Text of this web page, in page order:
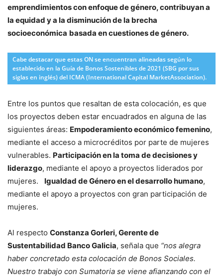
emprendimientos con enfoque de género, contribuyan a
la equidad y a la disminución de la brecha
socioeconómica basada en cuestiones de género.
Cabe destacar que estas ON se encuentran alineadas según lo
establecido en la Guía de Bonos Sostenibles de 2021 (SBG por sus
siglas en inglés) del ICMA (International Capital MarketAssociation).
Entre los puntos que resaltan de esta colocación, es que
los proyectos deben estar encuadrados en alguna de las
siguientes áreas: Empoderamiento económico femenino,
mediante el acceso a microcréditos por parte de mujeres
vulnerables. Participación en la toma de decisiones y
liderazgo, mediante el apoyo a proyectos liderados por
mujeres. Igualdad de Género en el desarrollo humano,
mediante el apoyo a proyectos con gran participación de
mujeres.
Al respecto Constanza Gorleri, Gerente de
Sustentabilidad Banco Galicia, señala que “nos alegra
haber concretado esta colocación de Bonos Sociales.
Nuestro trabajo con Sumatoria se viene afianzando con el